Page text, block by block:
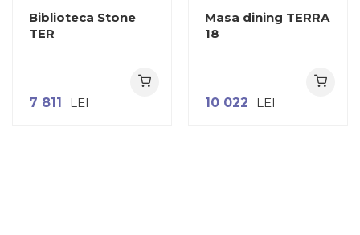
Biblioteca Stone
TER
7 811 LEI
Masa dining TERRA
18
10 022 LEI